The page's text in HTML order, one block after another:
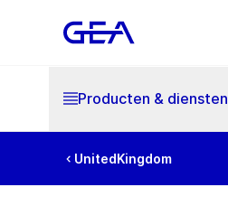
Producten & diensten
UnitedKingdom